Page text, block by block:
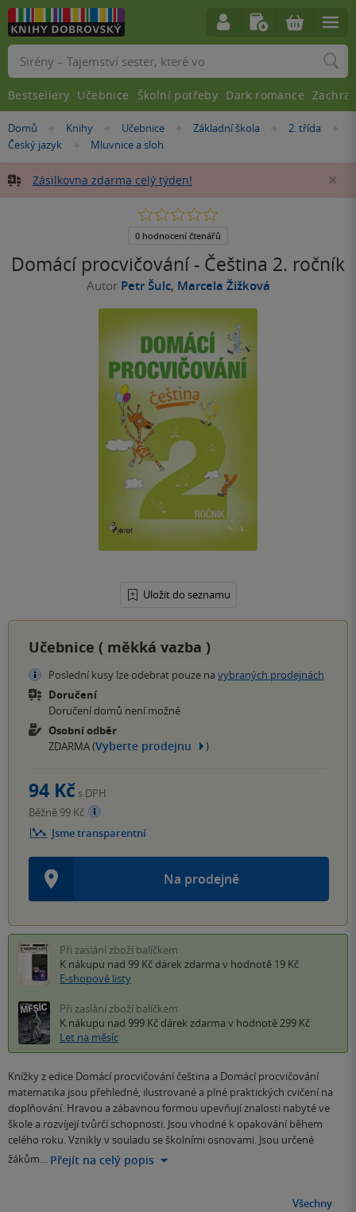
Nacházíte
se
Domů »Knihy »Učebnice »
Základní škola »
2. třída
Český jazyk »
Mluvnice a sloh
Zásilkovna zdarma celý týden!
Domácí procvičování - Čeština 2. ročník
Autor Petr Šulc, Marcela Žižková
Uložit do seznamu
0.0
5
0 hodnocení čtenářů
Učebnice ( měkká vazba )
Poslední kusy lze odebrat pouze na vybraných prodejnách
Doručení
Doručení domů není možné
Osobní odběr
ZDARMA (Vyberte prodejnu )
Na prodejně
94 Kč s DPH
Běžně 99 Kč
Jsme transparentní
Při zaslání zboží balíčkem
K nákupu nad 99 Kč dárek zdarma v hodnotě 19 Kč
E-shopové listy
Při zaslání zboží balíčkem
K nákupu nad 999 Kč dárek zdarma v hodnotě 299 Kč
Let na měsíc
Knížky z edice Domácí procvičování čeština a Domácí procvičování
matematika jsou přehledné, ilustrované a plné praktických cvičení na
doplňování. Hravou a zábavnou formou upevňují znalosti nabyté ve
škole a rozvíjejí tvůrčí schopnosti. Jsou vhodné k opakování během
celého roku. Vznikly v souladu se školními osnovami. Jsou určené
žákům… Přejít na celý popis
Všechny
Vyhledávání
Bestsellery Učebnice Školní potřeby Dark romance